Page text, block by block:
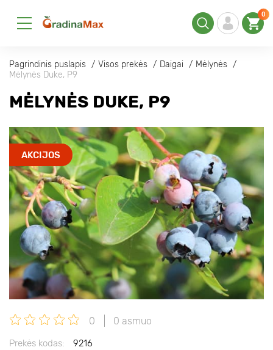
0
Pagrindinis puslapis Visos prekės Daigai
Mėlynės
Mėlynės Duke, P9
MĖLYNĖS DUKE, P9
AKCIJOS
0 0 asmuo
Prekės kodas:
9216